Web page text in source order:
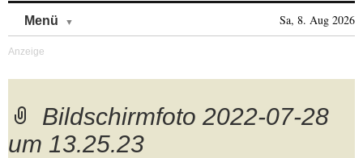
Menü Sa, 8. Aug 2026
Bildschirmfoto 2022-07-28
um 13.25.23